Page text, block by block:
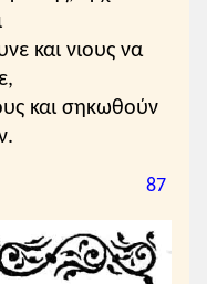
και νιους να
και σηκωθούν
87